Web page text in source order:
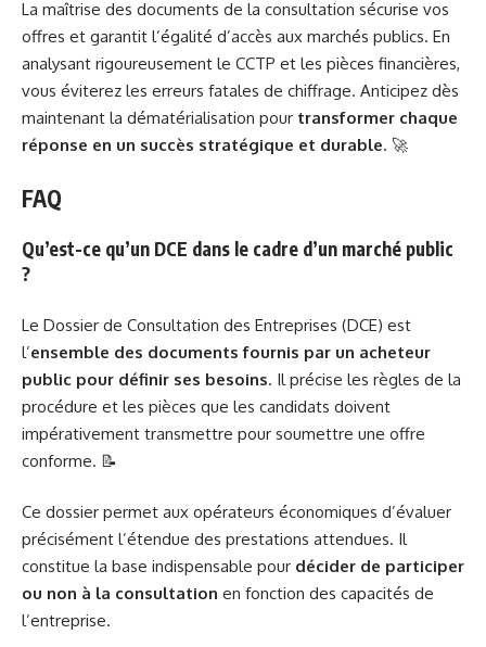
La maîtrise des documents de la consultation sécurise vos
offres et garantit l’égalité d’accès aux marchés publics. En
analysant rigoureusement le CCTP et les pièces financières,
vous éviterez les erreurs fatales de chiffrage. Anticipez dès
maintenant la dématérialisation pour transformer chaque
réponse en un succès stratégique et durable. 🚀
FAQ
Qu’est-ce qu’un DCE dans le cadre d’un marché public
?
Le Dossier de Consultation des Entreprises (DCE) est
l’ensemble des documents fournis par un acheteur
public pour définir ses besoins. Il précise les règles de la
procédure et les pièces que les candidats doivent
impérativement transmettre pour soumettre une offre
conforme. 📝
Ce dossier permet aux opérateurs économiques d’évaluer
précisément l’étendue des prestations attendues. Il
constitue la base indispensable pour décider de participer
ou non à la consultation en fonction des capacités de
l’entreprise.